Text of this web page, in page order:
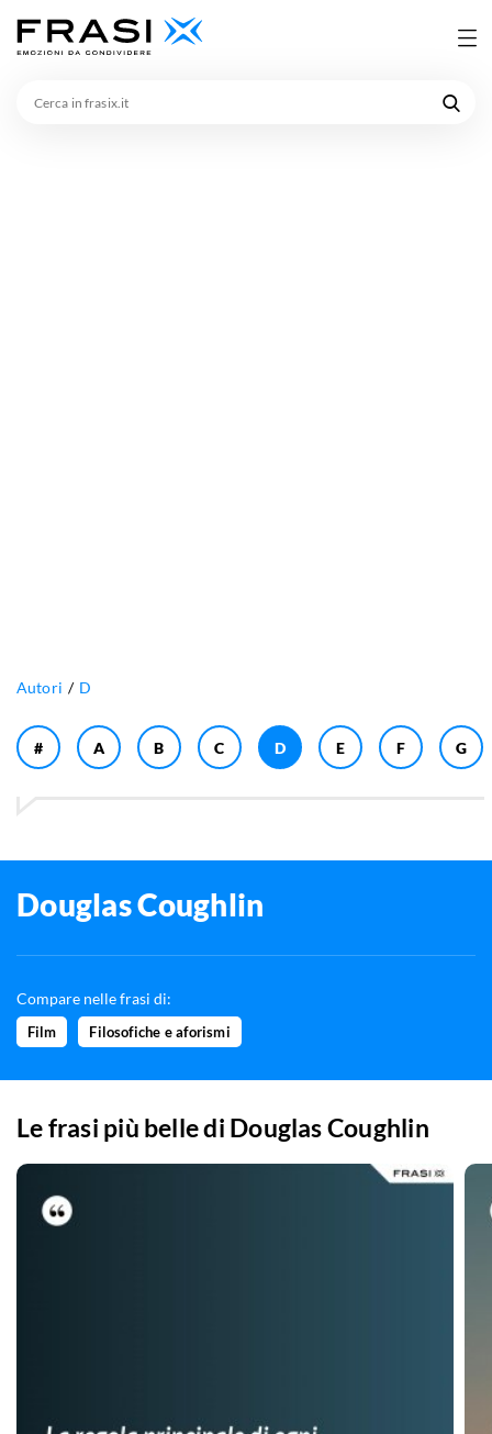
Autori D
# A B C D E F G
Douglas Coughlin
Compare nelle frasi di:
Film Filosofiche e aforismi
Le frasi più belle di Douglas Coughlin